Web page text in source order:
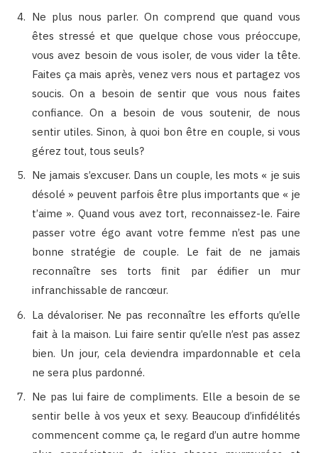
Ne plus nous parler. On comprend que quand vous
êtes stressé et que quelque chose vous préoccupe,
vous avez besoin de vous isoler, de vous vider la tête.
Faites ça mais après, venez vers nous et partagez vos
soucis. On a besoin de sentir que vous nous faites
confiance. On a besoin de vous soutenir, de nous
sentir utiles. Sinon, à quoi bon être en couple, si vous
gérez tout, tous seuls?
Ne jamais s’excuser. Dans un couple, les mots « je suis
désolé » peuvent parfois être plus importants que « je
t’aime ». Quand vous avez tort, reconnaissez-le. Faire
passer votre égo avant votre femme n’est pas une
bonne stratégie de couple. Le fait de ne jamais
reconnaître ses torts finit par édifier un mur
infranchissable de rancœur.
La dévaloriser. Ne pas reconnaître les efforts qu’elle
fait à la maison. Lui faire sentir qu’elle n’est pas assez
bien. Un jour, cela deviendra impardonnable et cela
ne sera plus pardonné.
Ne pas lui faire de compliments. Elle a besoin de se
sentir belle à vos yeux et sexy. Beaucoup d’infidélités
commencent comme ça, le regard d’un autre homme